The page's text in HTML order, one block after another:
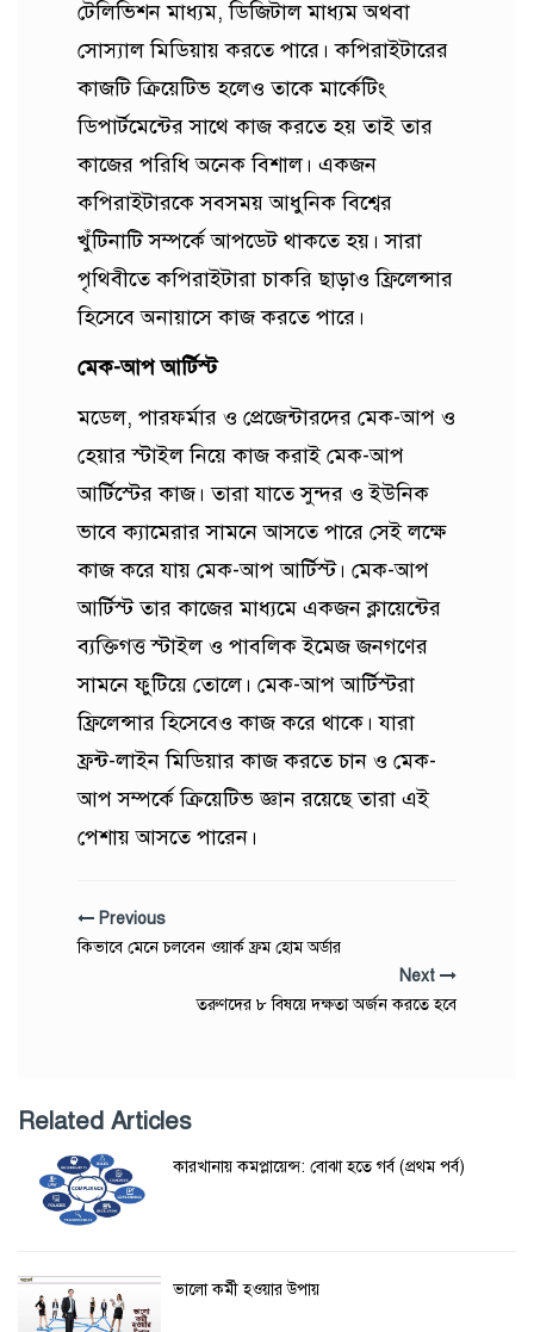
টেলিভিশন মাধ্যম, ডিজিটাল মাধ্যম অথবা
সোস্যাল মিডিয়ায় করতে পারে। কপিরাইটারের
কাজটি ক্রিয়েটিভ হলেও তাকে মার্কেটিং
ডিপার্টমেন্টের সাথে কাজ করতে হয় তাই তার
কাজের পরিধি অনেক বিশাল। একজন
কপিরাইটারকে সবসময় আধুনিক বিশ্বের
খুঁটিনাটি সম্পর্কে আপডেট থাকতে হয়। সারা
পৃথিবীতে কপিরাইটারা চাকরি ছাড়াও ফ্রিলেন্সার
হিসেবে অনায়াসে কাজ করতে পারে।
মেক-আপ আর্টিস্ট
মডেল, পারফর্মার ও প্রেজেন্টারদের মেক-আপ ও
হেয়ার স্টাইল নিয়ে কাজ করাই মেক-আপ
আর্টিস্টের কাজ। তারা যাতে সুন্দর ও ইউনিক
ভাবে ক্যামেরার সামনে আসতে পারে সেই লক্ষে
কাজ করে যায় মেক-আপ আর্টিস্ট। মেক-আপ
আর্টিস্ট তার কাজের মাধ্যমে একজন ক্লায়েন্টের
ব্যক্তিগত্ত স্টাইল ও পাবলিক ইমেজ জনগণের
সামনে ফুটিয়ে তোলে। মেক-আপ আর্টিস্টরা
ফ্রিলেন্সার হিসেবেও কাজ করে থাকে। যারা
ফ্রন্ট-লাইন মিডিয়ার কাজ করতে চান ও মেক-
আপ সম্পর্কে ক্রিয়েটিভ জ্ঞান রয়েছে তারা এই
পেশায় আসতে পারেন।
Previous
কিভাবে মেনে চলবেন ওয়ার্ক ফ্রম হোম অর্ডার
Next
তরুণদের ৮ বিষয়ে দক্ষতা অর্জন করতে হবে
Related Articles
কারখানায় কমপ্লায়েন্স: বোঝা হতে গর্ব (প্রথম পর্ব)
ভালো কর্মী হওয়ার উপায়